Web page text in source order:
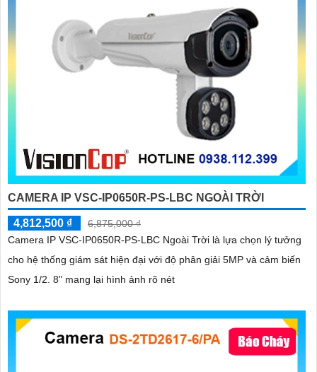
CAMERA IP VSC-IP0650R-PS-LBC NGOÀI TRỜI
4,812,500 ₫
6,875,000 ₫
Camera IP VSC-IP0650R-PS-LBC Ngoài Trời là lựa chọn lý tưởng
cho hệ thống giám sát hiện đại với độ phân giải 5MP và cảm biến
Sony 1/2. 8" mang lại hình ảnh rõ nét